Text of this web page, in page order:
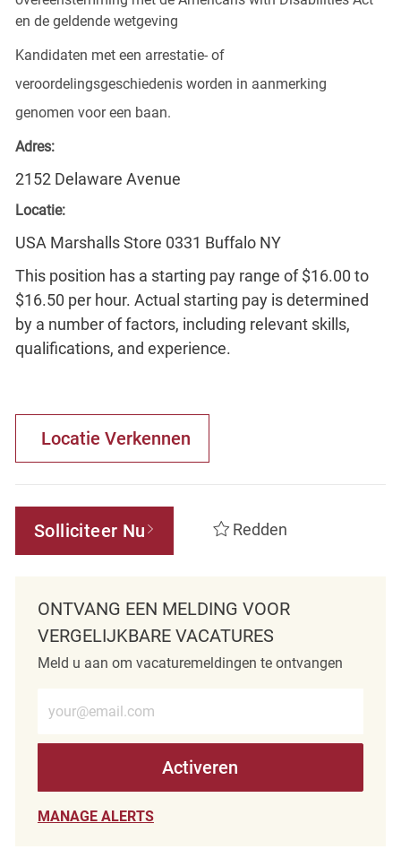
en de geldende wetgeving
Kandidaten met een arrestatie- of
veroordelingsgeschiedenis worden in aanmerking
genomen voor een baan.
Adres:
2152 Delaware Avenue
Locatie:
USA Marshalls Store 0331 Buffalo NY
This position has a starting pay range of $16.00 to
$16.50 per hour. Actual starting pay is determined
by a number of factors, including relevant skills,
qualifications, and experience.
Locatie Verkennen
Solliciteer Nu Redden
ONTVANG EEN MELDING VOOR
VERGELIJKBARE VACATURES
Meld u aan om vacaturemeldingen te ontvangen
Activeren
MANAGE ALERTS